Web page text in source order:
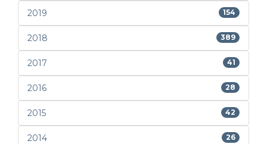
2019 154
2018 389
2017 41
2016 28
2015 42
2014 26